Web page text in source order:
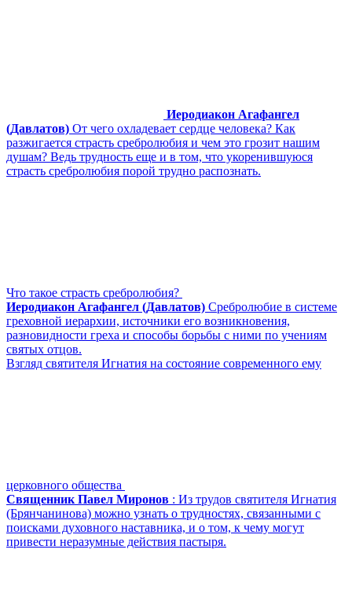
Иеродиакон Агафангел
(Давлатов) От чего охладевает сердце человека? Как
разжигается страсть сребролюбия и чем это грозит нашим
душам? Ведь трудность еще и в том, что укоренившуюся
страсть сребролюбия порой трудно распознать.
Что такое страсть сребролюбия?
Иеродиакон Агафангел (Давлатов) Сребролюбие в системе
греховной иерархии, источники его возникновения,
разновидности греха и способы борьбы с ними по учениям
святых отцов.
Взгляд святителя Игнатия на состояние современного ему
церковного общества
Священник Павел Миронов : Из трудов святителя Игнатия
(Брянчанинова) можно узнать о трудностях, связанными с
поисками духовного наставника, и о том, к чему могут
привести неразумные действия пастыря.